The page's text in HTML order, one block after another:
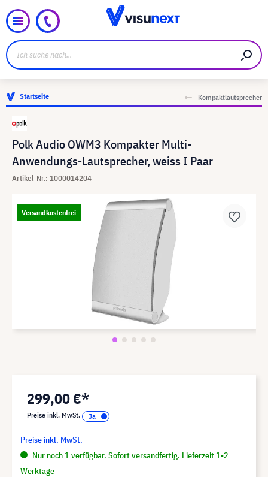
Startseite Kompaktlautsprecher
Polk Audio OWM3 Kompakter Multi-
Anwendungs-Lautsprecher, weiss I Paar
Artikel-Nr.: 1000014204
Versandkostenfrei
299,00 €*
Preise inkl. MwSt.
Preise inkl. MwSt.
Nur noch 1 verfügbar. Sofort versandfertig. Lieferzeit 1-2
Werktage